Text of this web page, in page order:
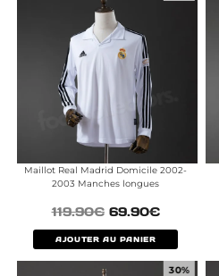
Maillot Real Madrid Domicile 2002-
2003 Manches longues
119.90€ 69.90€
AJOUTER AU PANIER
30%